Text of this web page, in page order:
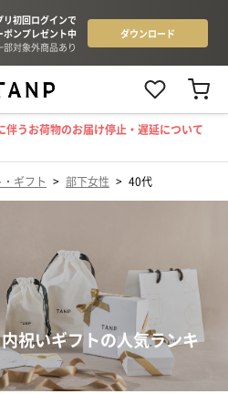
伴うお荷物のお届け停止・遅延について
ギフト > 部下女性 > 40代
祝いギフトの人気ランキ